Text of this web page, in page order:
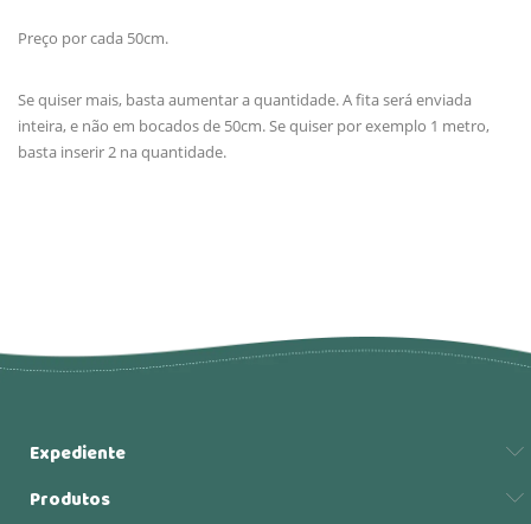
Preço por cada 50cm.
Se quiser mais, basta aumentar a quantidade. A fita será enviada
inteira, e não em bocados de 50cm. Se quiser por exemplo 1 metro,
basta inserir 2 na quantidade.
Expediente
Produtos